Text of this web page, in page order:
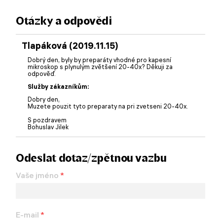
Otázky a odpovědi
Tlapáková (2019.11.15)
Dobrý den, byly by preparáty vhodné pro kapesní
mikroskop s plynulým zvětšení 20-40x? Děkuji za
odpověď.
Služby zákazníkům:
Dobry den,
Muzete pouzit tyto preparaty na pri zvetseni 20-40x.
S pozdravem
Bohuslav Jilek
Odeslat dotaz/zpětnou vazbu
Vaše jméno *
E-mail *